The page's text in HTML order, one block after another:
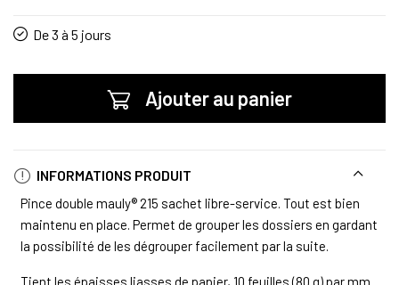
De 3 à 5 jours
Ajouter au panier
INFORMATIONS PRODUIT
Pince double mauly® 215 sachet libre-service. Tout est bien
maintenu en place. Permet de grouper les dossiers en gardant
la possibilité de les dégrouper facilement par la suite.
Tient les épaisses liasses de papier, 10 feuilles (80 g) par mm